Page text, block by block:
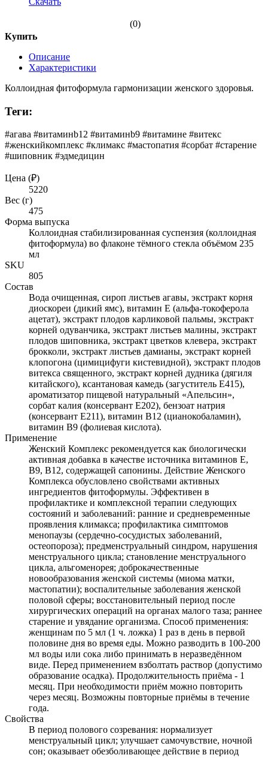
(0)
Купить
Описание
Характеристики
Коллоидная фитоформула гармонизации женского здоровья.
Теги:
#агава #витаминb12 #витаминb9 #витаминe #витекс
#женскийкомплекс #климакс #мастопатия #сорбат #старение
#шиповник #эдмедицин
Цена (₽)
5220
Вес (г)
475
Форма выпуска
Коллоидная стабилизированная суспензия (коллоидная
фитоформула) во флаконе тёмного стекла объёмом 235
мл
SKU
805
Состав
Вода очищенная, сироп листьев агавы, экстракт корня
диоскореи (дикий ямс), витамин Е (альфа-токоферола
ацетат), экстракт плодов карликовой пальмы, экстракт
корней одуванчика, экстракт листьев малины, экстракт
плодов шиповника, экстракт цветков клевера, экстракт
брокколи, экстракт листьев дамианы, экстракт корней
клопогона (цимицифуги кистевидной), экстракт плодов
витекса священного, экстракт корней дудника (дягиля
китайского), ксантановая камедь (загуститель Е415),
ароматизатор пищевой натуральный «Апельсин»,
сорбат калия (консервант Е202), бензоат натрия
(консервант Е211), витамин В12 (цианокобаламин),
витамин В9 (фолиевая кислота).
Применение
Женский Комплекс рекомендуется как биологически
активная добавка в качестве источника витаминов Е,
В9, В12, содержащей сапонины. Действие Женского
Комплекса обусловлено свойствами активных
ингредиентов фитоформулы. Эффективен в
профилактике и комплексной терапии следующих
состояний и заболеваний: ранние и средневременные
проявления климакса; профилактика симптомов
менопаузы (сердечно-сосудистых заболеваний,
остеопороза); предменструальный синдром, нарушения
менструального цикла; становление менструального
цикла, альгоменорея; доброкачественные
новообразования женской системы (миома матки,
мастопатии); воспалительные заболевания женской
половой сферы; восстановительный период после
хирургических операций на органах малого таза; раннее
старение и увядание организма. Способ применения:
женщинам по 5 мл (1 ч. ложка) 1 раз в день в первой
половине дня во время еды. Можно разводить в 100-200
мл воды или сока либо принимать в неразведённом
виде. Перед применением взболтать раствор (допустимо
образование осадка). Продолжительность приёма - 1
месяц. При необходимости приём можно повторить
через месяц. Возможны повторные приёмы в течение
года.
Свойства
В период полового созревания: нормализует
менструальный цикл; улучшает самочувствие, ночной
сон; оказывает обезболивающее действие в период